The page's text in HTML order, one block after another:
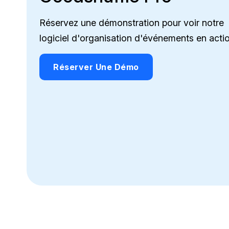
Réservez une démonstration pour voir notre
logiciel d'organisation d'événements en
Réserver Une Démo